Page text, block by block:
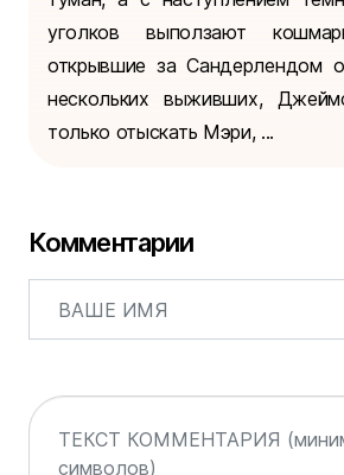
уголков выползают
открывшие за Сандерлендом
нескольких выживших,
только отыскать Мэри, ...
Комментарии